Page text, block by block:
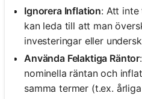
Ignorera Inflation: Att inte
kan leda till att man
investeringar eller
Använda Felaktiga Räntor
nominella räntan och
samma termer (t.ex.